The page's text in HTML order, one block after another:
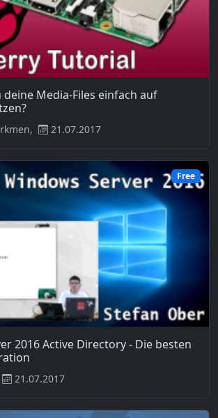
Media-Files einfach auf
21.07.2017
Free
2016 Active Directory - Die besten
21.07.2017